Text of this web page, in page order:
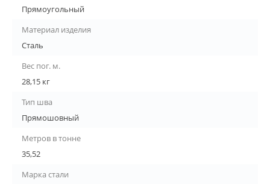
Прямоугольный
Материал изделия
Сталь
Вес пог. м.
28,15 кг
Тип шва
Прямошовный
Метров в тонне
35,52
Марка стали